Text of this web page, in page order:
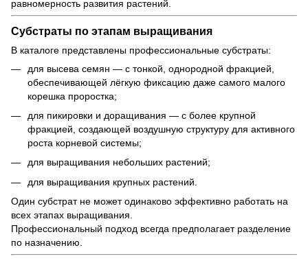
равномерность развития растений.
Субстраты по этапам выращивания
В каталоге представлены профессиональные субстраты:
для высева семян — с тонкой, однородной фракцией,
обеспечивающей лёгкую фиксацию даже самого малого
корешка проростка;
для пикировки и доращивания — с более крупной
фракцией, создающей воздушную структуру для активного
роста корневой системы;
для выращивания небольших растений;
для выращивания крупных растений.
Один субстрат не может одинаково эффективно работать на
всех этапах выращивания.
Профессиональный подход всегда предполагает разделение
по назначению.